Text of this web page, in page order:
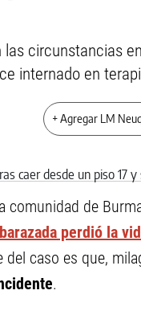
circunstancias
internado en
+ Agregar LM
comunidad de
perdió la
caso es que,
.